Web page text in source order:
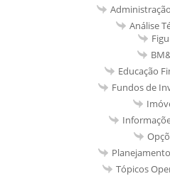
Análise
Educação
Fundos de
Tópicos